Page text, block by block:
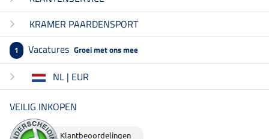
KRAMER PAARDENSPORT
1 Vacatures Groei met ons mee
NL | EUR
VEILIG INKOPEN
Klantbeoordelingen